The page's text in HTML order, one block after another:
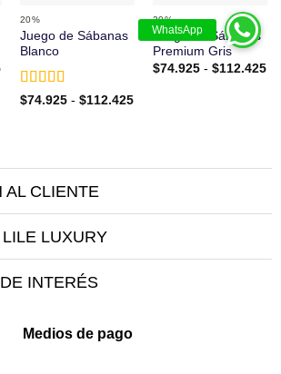
Rango
desde
20%
Juego de Sábanas
Blanco
Valorado
$74.925 - $112.425Rango
$112.425
20%
Juego de Sábanas
Premium Gris
$74.925 - $112.425
AL CLIENTE
LUXURY
INTERÉS
Medios de pago